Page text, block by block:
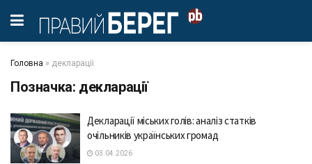
Головна » декларації
Позначка: декларації
Декларації міських голів: аналіз статків
очільників українських громад
03.04.2026